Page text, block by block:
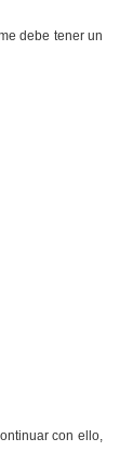
debe tener un
con ello,